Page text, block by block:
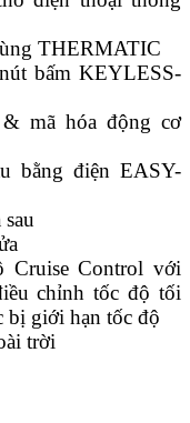
THERMATIC
bấm KEYLESS-
mã hóa động cơ
bằng điện EASY-
Cruise Control với
chỉnh tốc độ tối
bị giới hạn tốc độ
trời